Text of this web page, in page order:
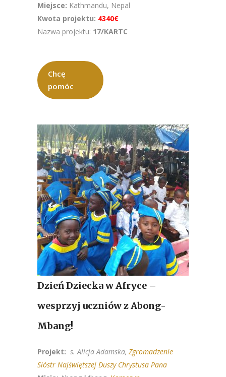
Miejsce: Kathmandu, Nepal
Kwota projektu: 4340€
Nazwa projektu: 17/KARTC
Chcę
pomóc
Dzień Dziecka w Afryce –
wesprzyj uczniów z Abong-
Mbang!
Projekt: s. Alicja Adamska, Zgromadzenie
Sióstr Najświętszej Duszy Chrystusa Pana